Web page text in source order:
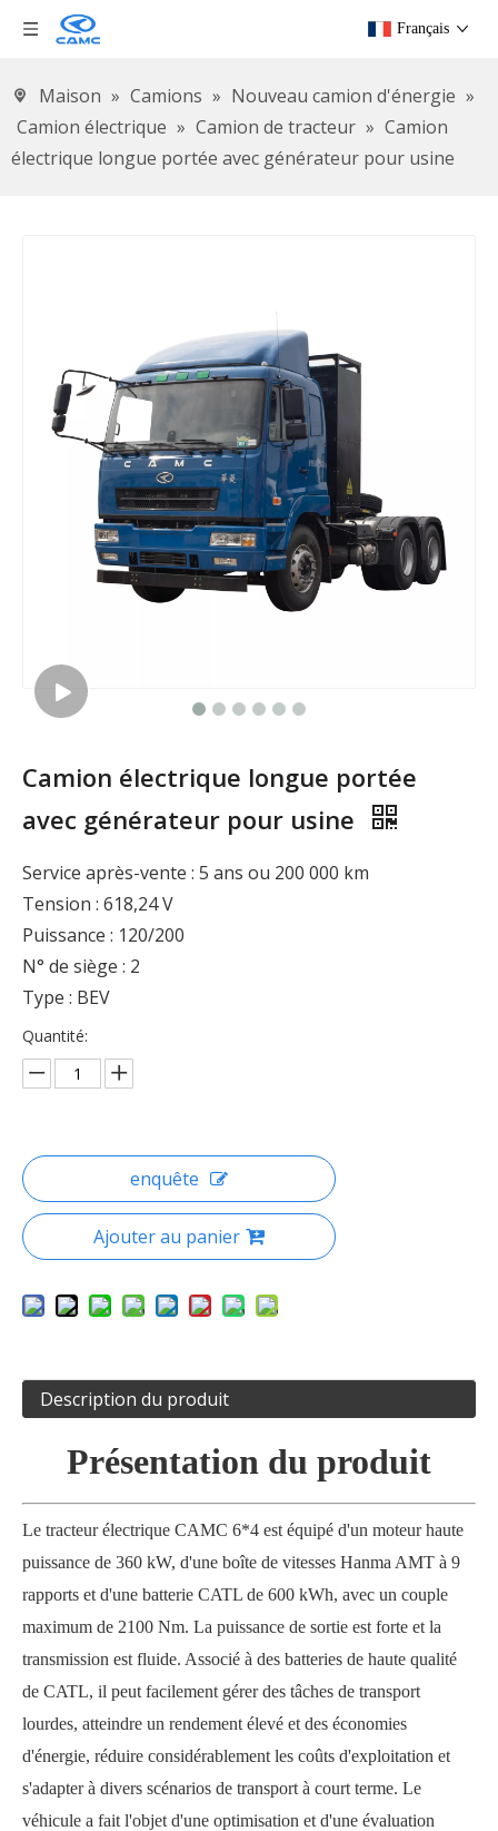
Français
Maison » Camions » Nouveau camion d'énergie »
Camion électrique » Camion de tracteur » Camion
électrique longue portée avec générateur pour usine
Camion électrique longue portée
avec générateur pour usine
Service après-vente : 5 ans ou 200 000 km
Tension : 618,24 V
Puissance : 120/200
N° de siège : 2
Type : BEV
Quantité:
enquête
Ajouter au panier
Description du produit
Présentation du produit
Le tracteur électrique CAMC 6*4 est équipé d'un moteur haute
puissance de 360 ​​kW, d'une boîte de vitesses Hanma AMT à 9
rapports et d'une batterie CATL de 600 kWh, avec un couple
maximum de 2100 Nm. La puissance de sortie est forte et la
transmission est fluide. Associé à des batteries de haute qualité
de CATL, il peut facilement gérer des tâches de transport
lourdes, atteindre un rendement élevé et des économies
d'énergie, réduire considérablement les coûts d'exploitation et
s'adapter à divers scénarios de transport à court terme. Le
véhicule a fait l'objet d'une optimisation et d'une évaluation